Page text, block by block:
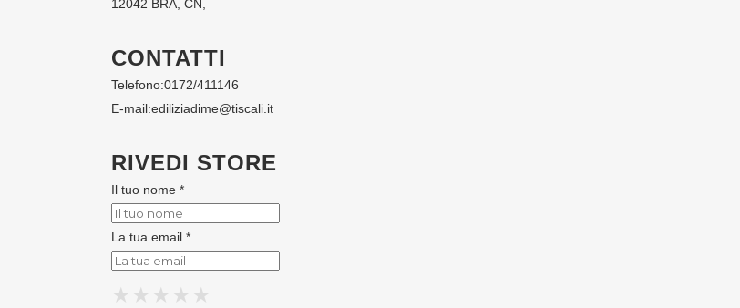
12042 BRA, CN,
CONTATTI
Telefono:0172/411146
E-mail:ediliziadime@tiscali.it
RIVEDI STORE
Il tuo nome *
La tua email *
★
★ ★
★ ★ ★
★ ★ ★ ★
★ ★ ★ ★ ★